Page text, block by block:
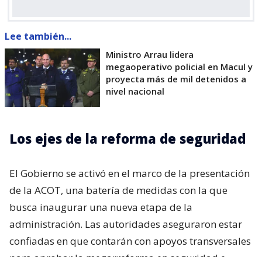
Lee también...
Ministro Arrau lidera
megaoperativo policial en Macul y
proyecta más de mil detenidos a
nivel nacional
Los ejes de la reforma de seguridad
El Gobierno se activó en el marco de la presentación
de la ACOT, una batería de medidas con la que
busca inaugurar una nueva etapa de la
administración. Las autoridades aseguraron estar
confiadas en que contarán con apoyos transversales